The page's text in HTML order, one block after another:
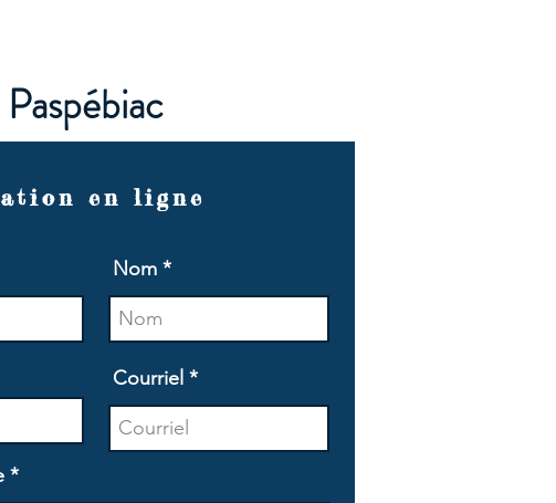
en ligne
Nom
Courriel